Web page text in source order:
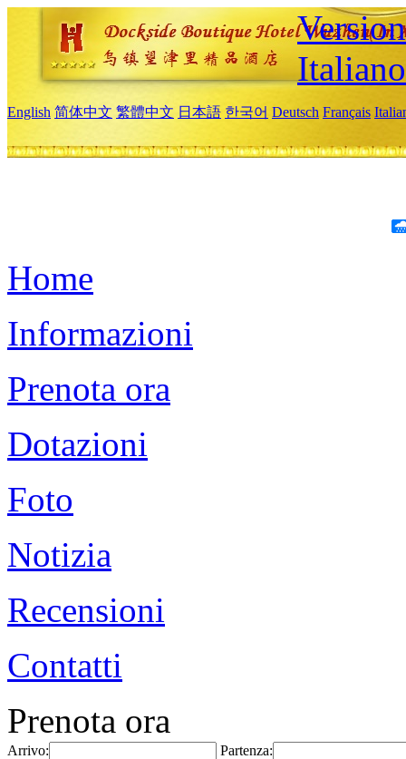
Italiano
English 简体中文 繁體中文 日本語 한국어 Deutsch Français
Home
Informazioni
Prenota ora
Dotazioni
Foto
Notizia
Recensioni
Contatti
Prenota ora
Arrivo: Partenza: